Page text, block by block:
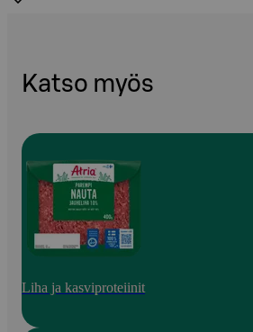
Katso myös
Liha ja kasviproteiinit